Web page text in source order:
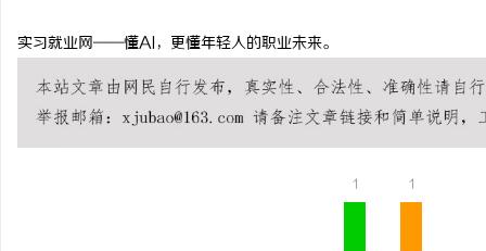
实习就业网——懂AI，更懂年轻人的职业未来。
1 1